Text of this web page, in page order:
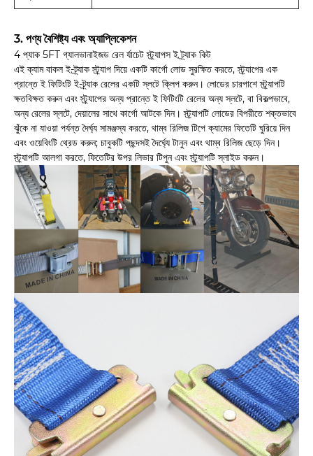
3. পণ্য বৈশিষ্ট্য এবং অ্যাপ্লিকেশন
4 প্যাক 5FT গ্যালভানাইজড রেল র্যাচেট স্ট্র্যাপস ই ট্র্যাক কিট
এই ক্যাম বাকল ই-ট্র্যাক স্ট্র্যাপ দিয়ে একটি কার্গো লোড সুরক্ষিত করতে, স্ট্র্যাপের এক
প্রান্তে ই ফিটিংটি ই-ট্র্যাক রেলের একটি স্লটে ক্লিপ করুন। লোডের চারপাশে স্ট্র্যাপটি
ক্ষতবিক্ষত করুন এবং স্ট্র্যাপের অন্য প্রান্তে ই ফিটিংটি রেলের অন্য স্লটে, বা বিকল্পভাবে,
অন্য রেলের স্লটে, দেয়ালের সাথে কার্গো আটকে দিন। স্ট্র্যাপটি লোডের বিপরীতে শক্তভাবে
ঝুঁকে না যাওয়া পর্যন্ত দৈর্ঘ্য সামঞ্জস্য করতে, থাম্ব রিলিজ টিপে ক্যামের ফিতেটি ঘুরিয়ে দিন
এবং ওয়েবিংটি থ্রেড করুন; চাবুকটি পছন্দসই দৈর্ঘ্যে টানুন এবং থাম্ব রিলিজ ছেড়ে দিন।
স্ট্র্যাপটি আলগা করতে, ফিতেটির উপর লিভার টিপুন এবং স্ট্র্যাপটি স্লাইড করুন।